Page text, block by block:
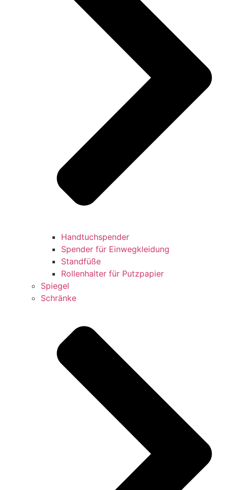
Handtuchspender
Spender für Einwegkleidung
Standfüße
Rollenhalter für Putzpapier
Spiegel
Schränke